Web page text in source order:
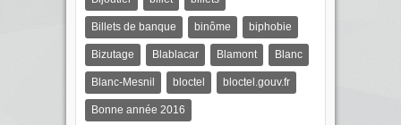
Billets de banque binôme biphobie
Bizutage Blablacar Blamont Blanc
Blanc-Mesnil bloctel bloctel.gouv.fr
Bonne année 2016